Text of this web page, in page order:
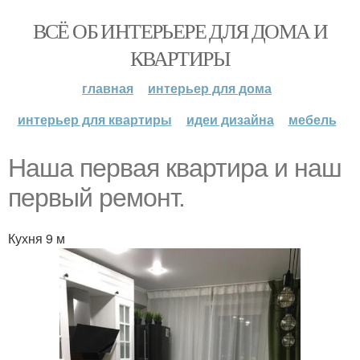
ВСЁ ОБ ИНТЕРЬЕРЕ ДЛЯ ДОМА И
КВАРТИРЫ
главная
интерьер для дома
интерьер для квартиры
идеи дизайна мебель
Наша первая квартира и наш
первый ремонт.
Кухня 9 м